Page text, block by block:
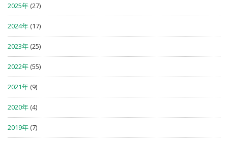
2025年(27)
2024年(17)
2023年(25)
2022年(55)
2021年(9)
2020年(4)
2019年(7)